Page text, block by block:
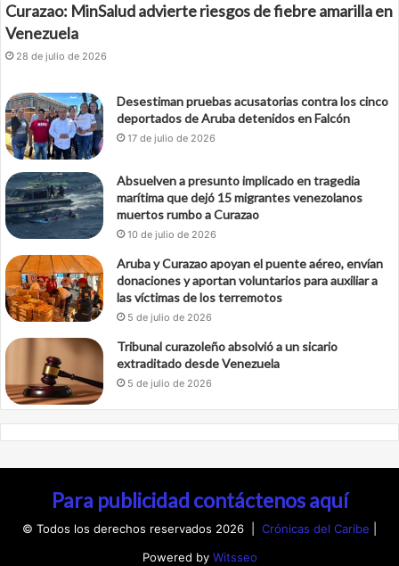
Curazao: MinSalud advierte riesgos de fiebre amarilla en
Venezuela
28 de julio de 2026
Desestiman pruebas acusatorias contra los cinco
deportados de Aruba detenidos en Falcón
17 de julio de 2026
Absuelven a presunto implicado en tragedia
marítima que dejó 15 migrantes venezolanos
muertos rumbo a Curazao
10 de julio de 2026
Aruba y Curazao apoyan el puente aéreo, envían
donaciones y aportan voluntarios para auxiliar a
las víctimas de los terremotos
5 de julio de 2026
Tribunal curazoleño absolvió a un sicario
extraditado desde Venezuela
5 de julio de 2026
Para publicidad contáctenos aquí
© Todos los derechos reservados 2026 | Crónicas del Caribe
Powered by Witsseo